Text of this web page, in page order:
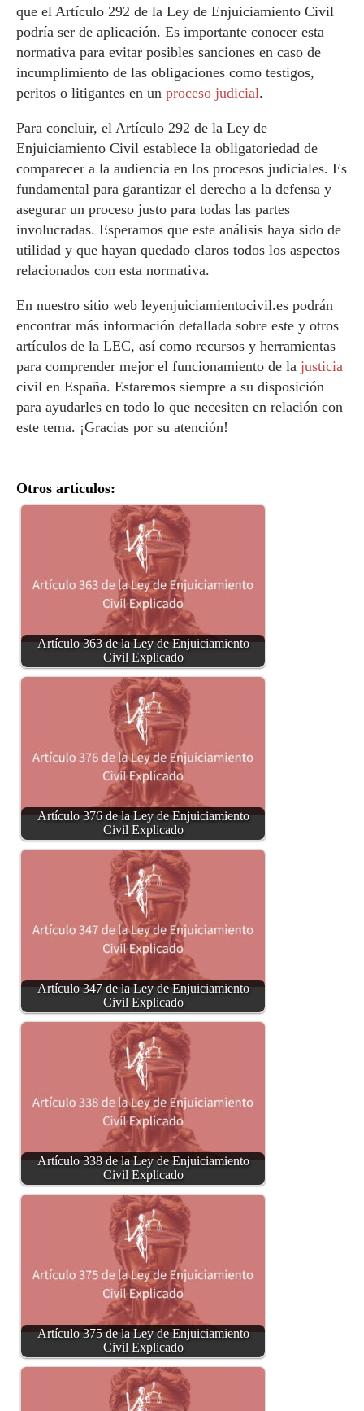
que el Artículo 292 de la Ley de Enjuiciamiento Civil
podría ser de aplicación. Es importante conocer esta
normativa para evitar posibles sanciones en caso de
incumplimiento de las obligaciones como testigos,
peritos o litigantes en un proceso judicial.
Para concluir, el Artículo 292 de la Ley de
Enjuiciamiento Civil establece la obligatoriedad de
comparecer a la audiencia en los procesos judiciales. Es
fundamental para garantizar el derecho a la defensa y
asegurar un proceso justo para todas las partes
involucradas. Esperamos que este análisis haya sido de
utilidad y que hayan quedado claros todos los aspectos
relacionados con esta normativa.
En nuestro sitio web leyenjuiciamientocivil.es podrán
encontrar más información detallada sobre este y otros
artículos de la LEC, así como recursos y herramientas
para comprender mejor el funcionamiento de la justicia
civil en España. Estaremos siempre a su disposición
para ayudarles en todo lo que necesiten en relación con
este tema. ¡Gracias por su atención!
Otros artículos:
Artículo 363 de la Ley de Enjuiciamiento
Civil Explicado
Artículo 376 de la Ley de Enjuiciamiento
Civil Explicado
Artículo 347 de la Ley de Enjuiciamiento
Civil Explicado
Artículo 338 de la Ley de Enjuiciamiento
Civil Explicado
Artículo 375 de la Ley de Enjuiciamiento
Civil Explicado